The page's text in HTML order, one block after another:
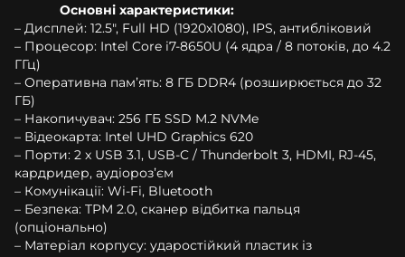
Основні характеристики:
– Дисплей: 12.5", Full HD (1920x1080), IPS, антибліковий
– Процесор: Intel Core i7-8650U (4 ядра / 8 потоків, до 4.2
ГГц)
– Оперативна памʼять: 8 ГБ DDR4 (розширюється до 32
ГБ)
– Накопичувач: 256 ГБ SSD M.2 NVMe
– Відеокарта: Intel UHD Graphics 620
– Порти: 2 x USB 3.1, USB-C / Thunderbolt 3, HDMI, RJ-45,
кардридер, аудіорозʼєм
– Комунікації: Wi-Fi, Bluetooth
– Безпека: TPM 2.0, сканер відбитка пальця
(опціонально)
– Матеріал корпусу: ударостійкий пластик із